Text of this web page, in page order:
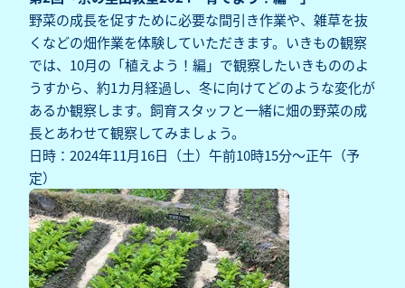
野菜の成長を促すために必要な間引き作業や、雑草を抜
くなどの畑作業を体験していただきます。いきもの観察
では、10月の「植えよう！編」で観察したいきもののよ
うすから、約1カ月経過し、冬に向けてどのような変化が
あるか観察します。飼育スタッフと一緒に畑の野菜の成
長とあわせて観察してみましょう。
日時：2024年11月16日（土）午前10時15分～正午（予
定）